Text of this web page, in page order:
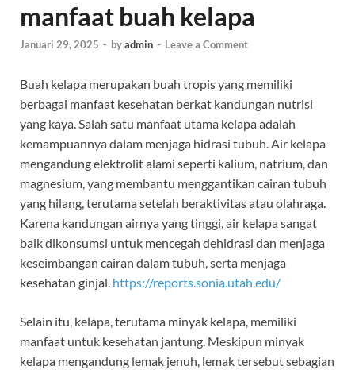
manfaat buah kelapa
Januari 29, 2025 - byadmin - Leave a Comment
Buah kelapa merupakan buah tropis yang memiliki
berbagai manfaat kesehatan berkat kandungan nutrisi
yang kaya. Salah satu manfaat utama kelapa adalah
kemampuannya dalam menjaga hidrasi tubuh. Air kelapa
mengandung elektrolit alami seperti kalium, natrium, dan
magnesium, yang membantu menggantikan cairan tubuh
yang hilang, terutama setelah beraktivitas atau olahraga.
Karena kandungan airnya yang tinggi, air kelapa sangat
baik dikonsumsi untuk mencegah dehidrasi dan menjaga
keseimbangan cairan dalam tubuh, serta menjaga
kesehatan ginjal. https://reports.sonia.utah.edu/
Selain itu, kelapa, terutama minyak kelapa, memiliki
manfaat untuk kesehatan jantung. Meskipun minyak
kelapa mengandung lemak jenuh, lemak tersebut sebagian